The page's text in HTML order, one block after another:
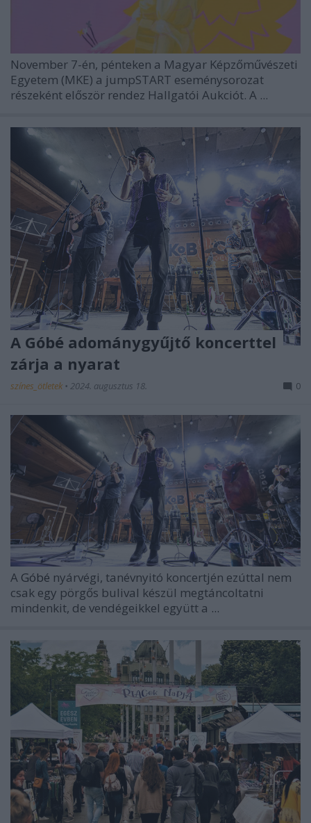
November 7-én, pénteken a Magyar Képzőművészeti
Egyetem (MKE) a jumpSTART eseménysorozat
részeként először rendez Hallgatói Aukciót. A ...
A Góbé adománygyűjtő koncerttel
zárja a nyarat
színes_ötletek • 2024. augusztus 18. 0
A Góbé nyárvégi, tanévnyitó koncertjén ezúttal nem
csak egy pörgős bulival készül megtáncoltatni
mindenkit, de vendégeikkel együtt a ...